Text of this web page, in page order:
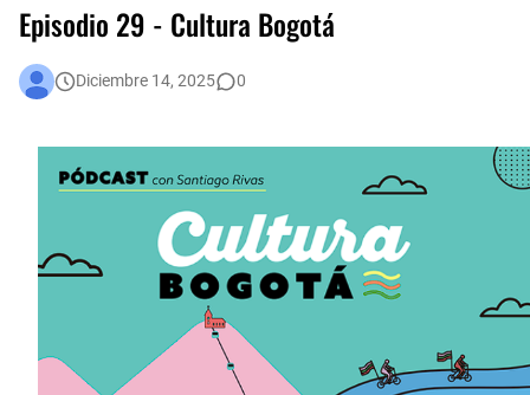
Participa de Conciliatón 2015 este 20 y 21 de noviembre
Una llamada puede salvar una vida: la protección animal es compromiso de todos
Bogotá corrió unida: 43 mil corredores convirtieron la Media Maratón en una fiesta del deporte y la salud
Episodio 29 - Cultura Bogotá
Diciembre 14, 2025 0